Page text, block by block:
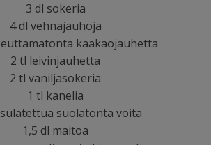
3 dl sokeria
4 dl vehnäjauhoja
kaakaojauhetta
2 tl leivinjauhetta
2 tl vaniljasokeria
1 tl kanelia
suolatonta voita
1,5 dl maitoa